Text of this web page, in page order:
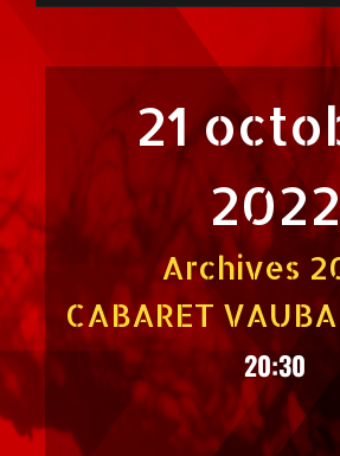
21
2022
Archives
CABARET
20:30